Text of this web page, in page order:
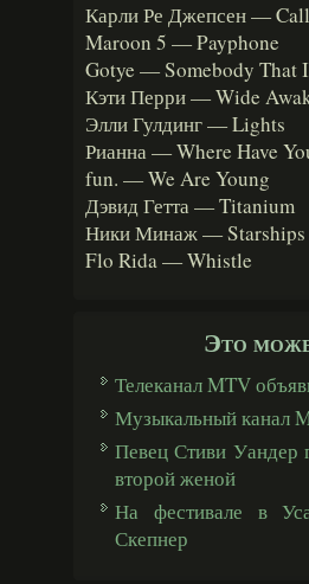
Карли Ре Джепсен —
Maroon 5 — Payphone
Gotye — Somebody That
Кэти Перри — Wide
Элли Гулдинг — Lights
Рианна — Where Have
fun. — We Are Young
Дэвид Гетта — Titanium
Ники Минаж — Starships
Flo Rida — Whistle
Это
Телеканал MTV
Музыкальный канал
Певец Стиви Уандер
второй женой
На фестивале в
Скепнер